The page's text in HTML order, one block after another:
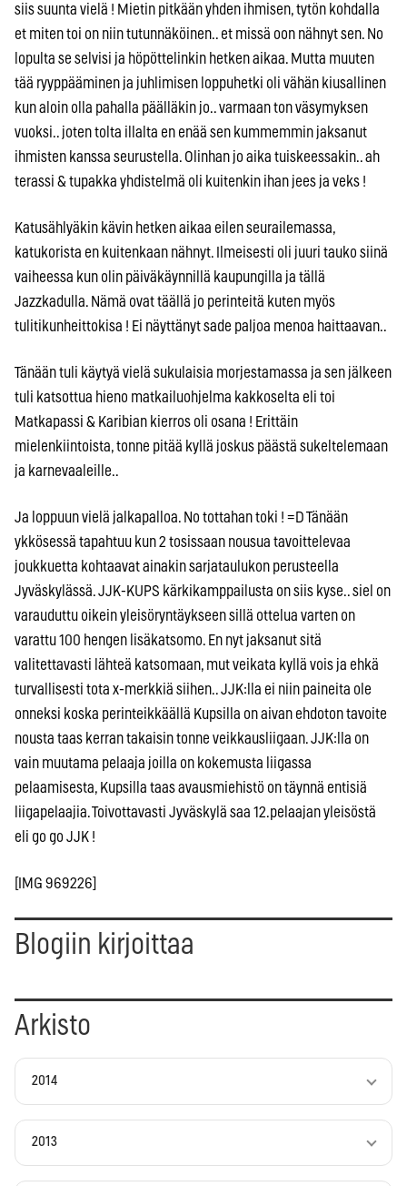
siis suunta vielä ! Mietin pitkään yhden ihmisen, tytön kohdalla
et miten toi on niin tutunnäköinen.. et missä oon nähnyt sen. No
lopulta se selvisi ja höpöttelinkin hetken aikaa. Mutta muuten
tää ryyppääminen ja juhlimisen loppuhetki oli vähän kiusallinen
kun aloin olla pahalla päälläkin jo.. varmaan ton väsymyksen
vuoksi.. joten tolta illalta en enää sen kummemmin jaksanut
ihmisten kanssa seurustella. Olinhan jo aika tuiskeessakin.. ah
terassi & tupakka yhdistelmä oli kuitenkin ihan jees ja veks !
Katusählyäkin kävin hetken aikaa eilen seurailemassa,
katukorista en kuitenkaan nähnyt. Ilmeisesti oli juuri tauko siinä
vaiheessa kun olin päiväkäynnillä kaupungilla ja tällä
Jazzkadulla. Nämä ovat täällä jo perinteitä kuten myös
tulitikunheittokisa ! Ei näyttänyt sade paljoa menoa haittaavan..
Tänään tuli käytyä vielä sukulaisia morjestamassa ja sen jälkeen
tuli katsottua hieno matkailuohjelma kakkoselta eli toi
Matkapassi & Karibian kierros oli osana ! Erittäin
mielenkiintoista, tonne pitää kyllä joskus päästä sukeltelemaan
ja karnevaaleille..
Ja loppuun vielä jalkapalloa. No tottahan toki ! =D Tänään
ykkösessä tapahtuu kun 2 tosissaan nousua tavoittelevaa
joukkuetta kohtaavat ainakin sarjataulukon perusteella
Jyväskylässä. JJK-KUPS kärkikamppailusta on siis kyse.. siel on
varauduttu oikein yleisöryntäykseen sillä ottelua varten on
varattu 100 hengen lisäkatsomo. En nyt jaksanut sitä
valitettavasti lähteä katsomaan, mut veikata kyllä vois ja ehkä
turvallisesti tota x-merkkiä siihen.. JJK:lla ei niin paineita ole
onneksi koska perinteikkäällä Kupsilla on aivan ehdoton tavoite
nousta taas kerran takaisin tonne veikkausliigaan. JJK:lla on
vain muutama pelaaja joilla on kokemusta liigassa
pelaamisesta, Kupsilla taas avausmiehistö on täynnä entisiä
liigapelaajia. Toivottavasti Jyväskylä saa 12.pelaajan yleisöstä
eli go go JJK !
[IMG 969226]
Blogiin kirjoittaa
Arkisto
2014
2013